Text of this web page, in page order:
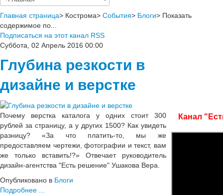
Главная страница> Кострома> События> Блоги> Показать
содержимое по...
Подписаться на этот канал RSS
Суббота, 02 Апрель 2016 00:00
Глубина резкости в
дизайне и верстке
Почему верстка каталога у одних стоит 300
рублей за страницу, а у других 1500? Как увидеть
разницу? «За что платить-то, мы же
предоставляем чертежи, фотографии и текст, вам
же только вставить!?» Отвечает руководитель
дизайн-агентства "Есть решение" Ушакова Вера.
Опубликовано в Блоги
Подробнее ...
Канал